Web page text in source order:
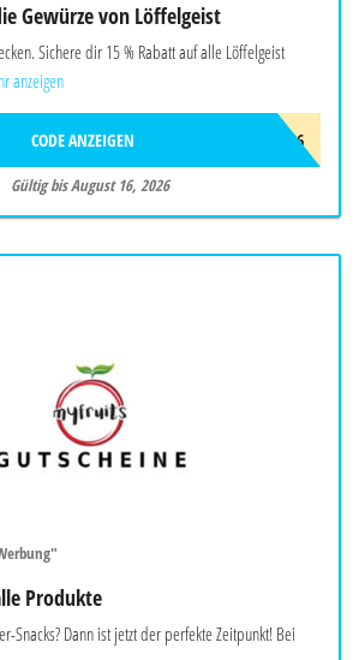
Gewürze von Löffelgeist
Sichere dir 15 % Rabatt auf alle Löffelgeist
anzeigen
FREUNDE26
CODE ANZEIGEN
Gültig bis August 16, 2026
Produkte
Snacks? Dann ist jetzt der perfekte Zeitpunkt! Bei